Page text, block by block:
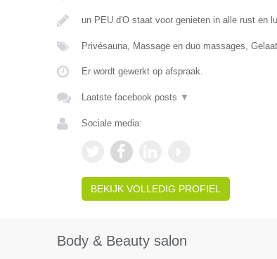
un PEU d'O staat voor genieten in alle rust en
Privésauna, Massage en duo massages,
Er wordt gewerkt op afspraak.
Laatste facebook posts ▼
Sociale media:
BEKIJK VOLLEDIG PROFIEL
Body & Beauty salon